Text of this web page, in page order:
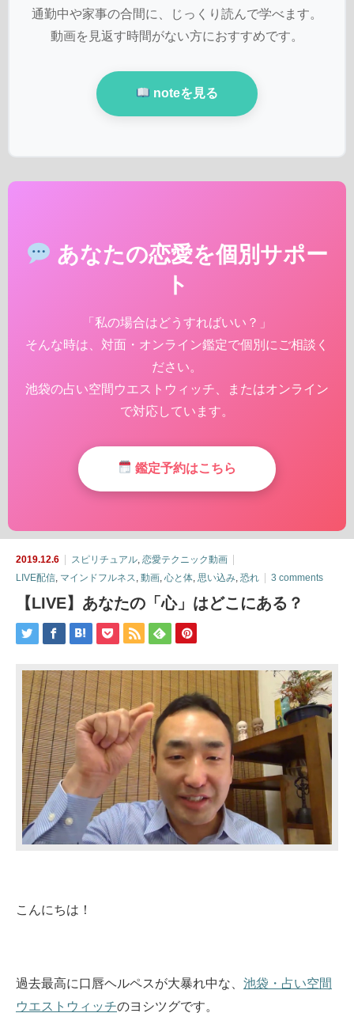
通勤中や家事の合間に、じっくり読んで学べます。
動画を見返す時間がない方におすすめです。
noteを見る
あなたの恋愛を個別サポー
ト
「私の場合はどうすればいい？」
そんな時は、対面・オンライン鑑定で個別にご相談く
ださい。
池袋の占い空間ウエストウィッチ、またはオンライン
で対応しています。
鑑定予約はこちら
2019.12.6 スピリチュアル 恋愛テクニック動画
LIVE配信 マインドフルネス 動画 心と体 思い込み 恐れ 3 comments
【LIVE】あなたの「心」はどこにある？
こんにちは！
過去最高に口唇ヘルペスが大暴れ中な、 池袋・占い空間
ウエストウィッチのヨシツグです。